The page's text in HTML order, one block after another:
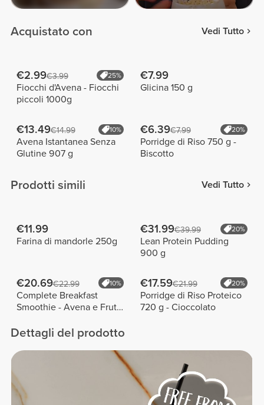
Acquistato con Vedi Tutto
€2.99€3.99 25%
Fiocchi d'Avena - Fiocchi
piccoli 1000g
€7.99
Glicina 150 g
€13.49€14.99 10%
Avena Istantanea Senza
Glutine 907 g
€6.39€7.99 20%
Porridge di Riso 750 g -
Biscotto
Prodotti simili Vedi Tutto
€11.99
Farina di mandorle 250g
€31.99€39.99 20%
Lean Protein Pudding
900 g
€20.69€22.99 10%
Complete Breakfast
Smoothie - Avena e Frutti
€17.59€21.99 20%
Porridge di Riso Proteico
720 g - Cioccolato
Dettagli del prodotto